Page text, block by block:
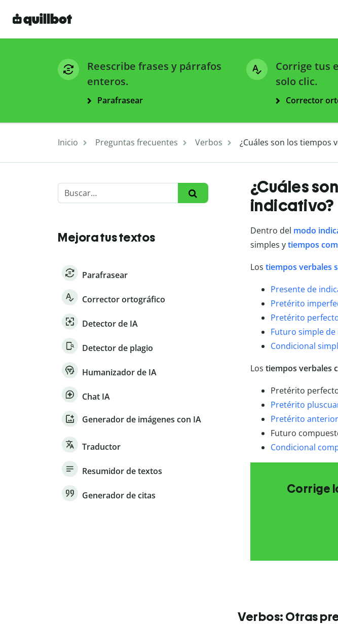
Reescribe frases y párrafos
enteros.
Parafrasear
Corrige tus
solo clic.
Corrector
Inicio Preguntas frecuentes Verbos ¿Cuáles son los tiempos
Mejora tus textos
Parafrasear
Corrector ortográfico
Detector de IA
Detector de plagio
Humanizador de IA
Chat IA
Generador de imágenes con IA
Traductor
Resumidor de textos
Generador de citas
¿Cuáles
indicativo?
Dentro del modo
simples ytiempos
Los tiempos verbales
Presente de
Pretérito
Pretérito
Futuro simple
Condicional
Los tiempos verbales
Pretérito
Pretérito
Pretérito anterior
Futuro
Condicional
Corrige
Verbos: Otras